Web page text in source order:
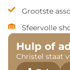
Grootste
Sfeervolle
Hulp of
Christel staat